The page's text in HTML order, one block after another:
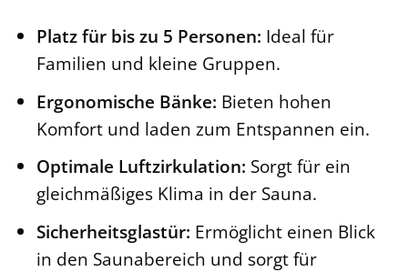
Platz für bis zu 5 Personen: Ideal für
Familien und kleine Gruppen.
Ergonomische Bänke: Bieten hohen
Komfort und laden zum Entspannen ein.
Optimale Luftzirkulation: Sorgt für ein
gleichmäßiges Klima in der Sauna.
Sicherheitsglastür: Ermöglicht einen Blick
in den Saunabereich und sorgt für